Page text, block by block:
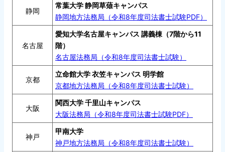
静岡
常葉大学 静岡草薙キャンパス
静岡地方法務局（令和8年度司法書士試験PDF）
名古屋
愛知大学名古屋キャンパス 講義棟（7階から11
階）
名古屋法務局（令和8年度司法書士試験）
京都
立命館大学 衣笠キャンパス 明学館
京都地方法務局（令和8年度司法書士試験）
大阪
関西大学 千里山キャンパス
大阪法務局（令和8年度司法書士試験PDF）
神戸
甲南大学
神戸地方法務局（令和8年度司法書士試験）